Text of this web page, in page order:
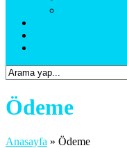
Ödeme
Anasayfa » Ödeme